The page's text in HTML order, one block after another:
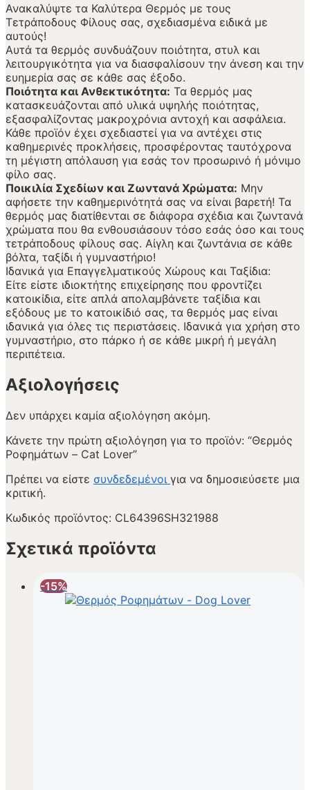
Ανακαλύψτε τα Καλύτερα Θερμός με τους
Τετράποδους Φίλους σας, σχεδιασμένα ειδικά με
αυτούς!
Αυτά τα θερμός συνδυάζουν ποιότητα, στυλ και
λειτουργικότητα για να διασφαλίσουν την άνεση και την
ευημερία σας σε κάθε σας έξοδο.
Ποιότητα και Ανθεκτικότητα: Τα θερμός μας
κατασκευάζονται από υλικά υψηλής ποιότητας,
εξασφαλίζοντας μακροχρόνια αντοχή και ασφάλεια.
Κάθε προϊόν έχει σχεδιαστεί για να αντέχει στις
καθημερινές προκλήσεις, προσφέροντας ταυτόχρονα
τη μέγιστη απόλαυση για εσάς τον προσωρινό ή μόνιμο
φίλο σας.
Ποικιλία Σχεδίων και Ζωντανά Χρώματα: Μην
αφήσετε την καθημερινότητά σας να είναι βαρετή! Τα
θερμός μας διατίθενται σε διάφορα σχέδια και ζωντανά
χρώματα που θα ενθουσιάσουν τόσο εσάς όσο και τους
τετράποδους φίλους σας. Αίγλη και ζωντάνια σε κάθε
βόλτα, ταξίδι ή γυμναστήριο!
Ιδανικά για Επαγγελματικούς Χώρους και Ταξίδια:
Είτε είστε ιδιοκτήτης επιχείρησης που φροντίζει
κατοικίδια, είτε απλά απολαμβάνετε ταξίδια και
εξόδους με το κατοικίδιό σας, τα θερμός μας είναι
ιδανικά για όλες τις περιστάσεις. Ιδανικά για χρήση στο
γυμναστήριο, στο πάρκο ή σε κάθε μικρή ή μεγάλη
περιπέτεια.
Αξιολογήσεις
Δεν υπάρχει καμία αξιολόγηση ακόμη.
Κάνετε την πρώτη αξιολόγηση για το προϊόν: “Θερμός
Ροφημάτων – Cat Lover”
Πρέπει να είστε συνδεδεμένοι για να δημοσιεύσετε μια
κριτική.
Κωδικός προϊόντος: CL64396SH321988
Σχετικά προϊόντα
-15%